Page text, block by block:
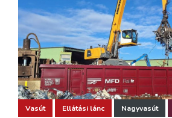
Vasút Ellátási lánc Nagyvasút